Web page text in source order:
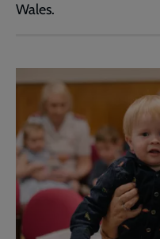
Wales.